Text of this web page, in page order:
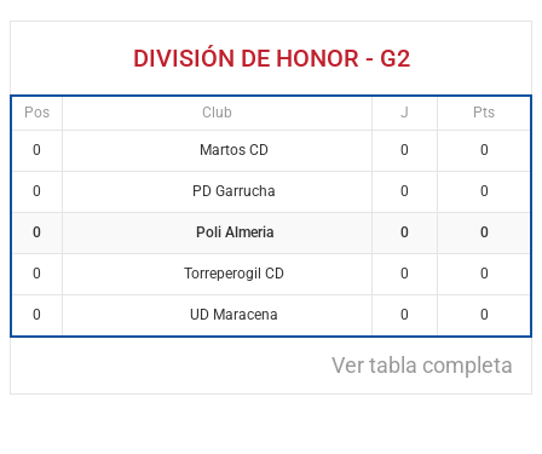
DIVISIÓN DE HONOR - G2
Pos Club J Pts
0 Martos CD 0 0
0 PD Garrucha 0 0
0 Poli Almeria 0 0
0 Torreperogil CD 0 0
0 UD Maracena 0 0
Ver tabla completa